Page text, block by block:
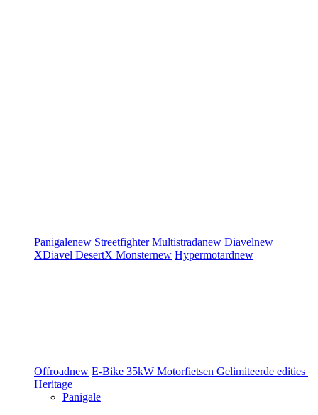
Panigalenew StreetfighterMultistradanew Diavelnew
XDiavel DesertX Monsternew Hypermotardnew
Offroadnew E-Bike 35kW Motorfietsen Gelimiteerde edities
Heritage
Panigale